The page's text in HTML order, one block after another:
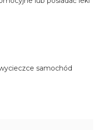
samochód